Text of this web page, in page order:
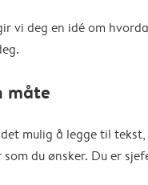
vi deg en idé om
måte
mulig å legge til
du ønsker. Du er